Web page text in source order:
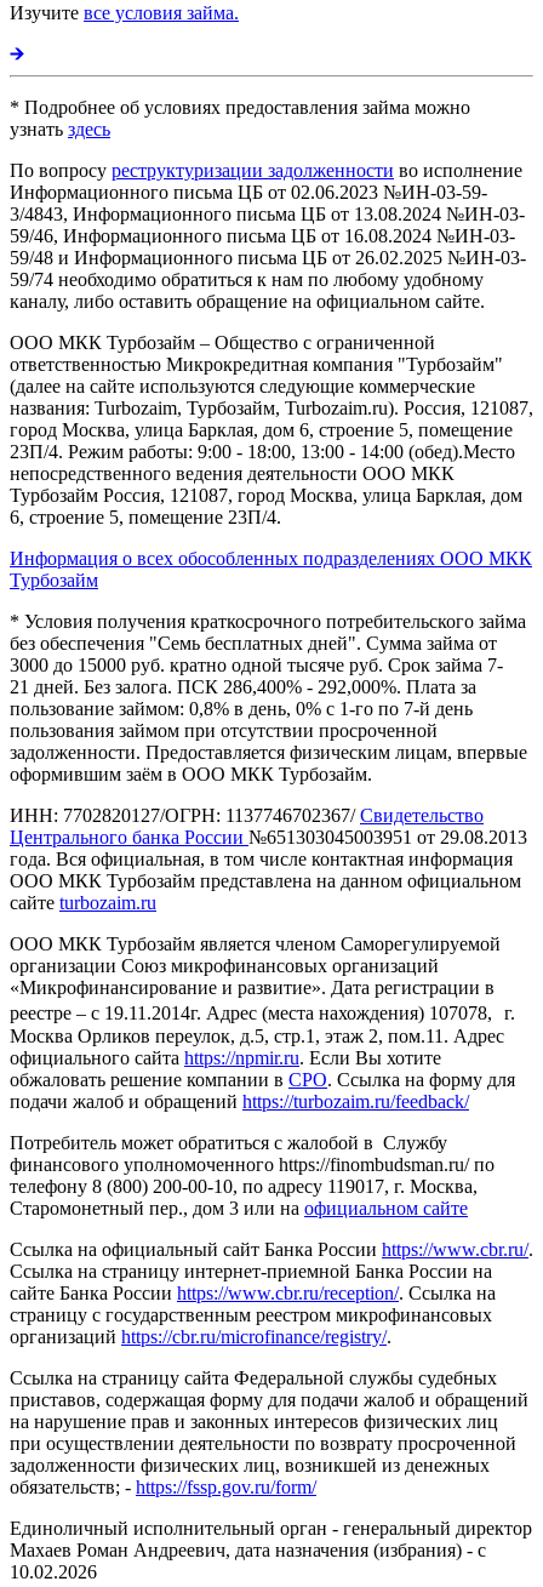
Изучите все условия займа.
* Подробнее об условиях предоставления займа можно
узнать здесь
По вопросу реструктуризации задолженности во исполнение
Информационного письма ЦБ от 02.06.2023 №ИН-03-59-
3/4843, Информационного письма ЦБ от 13.08.2024 №ИН-03-
59/46, Информационного письма ЦБ от 16.08.2024 №ИН-03-
59/48 и Информационного письма ЦБ от 26.02.2025 №ИН-03-
59/74 необходимо обратиться к нам по любому удобному
каналу, либо оставить обращение на официальном сайте.
ООО МКК Турбозайм – Общество с ограниченной
ответственностью Микрокредитная компания "Турбозайм"
(далее на сайте используются следующие коммерческие
названия: Turbozaim, Турбозайм, Turbozaim.ru). Россия, 121087,
город Москва, улица Барклая, дом 6, строение 5, помещение
23П/4. Режим работы: 9:00 - 18:00, 13:00 - 14:00 (обед).Место
непосредственного ведения деятельности ООО МКК
Турбозайм Россия, 121087, город Москва, улица Барклая, дом
6, строение 5, помещение 23П/4.
Информация о всех обособленных подразделениях ООО МКК
Турбозайм
* Условия получения краткосрочного потребительского займа
без обеспечения "Семь бесплатных дней". Сумма займа от
3000 до 15000 руб. кратно одной тысяче руб. Срок займа 7-
21 дней. Без залога. ПСК 286,400% - 292,000%. Плата за
пользование займом: 0,8% в день, 0% с 1-го по 7-й день
пользования займом при отсутствии просроченной
задолженности. Предоставляется физическим лицам, впервые
оформившим заём в ООО МКК Турбозайм.
ИНН: 7702820127/ОГРН: 1137746702367/Свидетельство
Центрального банка России №651303045003951 от 29.08.2013
года. Вся официальная, в том числе контактная информация
ООО МКК Турбозайм представлена на данном официальном
сайте turbozaim.ru
ООО МКК Турбозайм является членом Саморегулируемой
организации Союз микрофинансовых организаций
«Микрофинансирование и развитие». Дата регистрации в
реестре – с 19.11.2014г. Адрес (места нахождения) 107078, г.
Москва Орликов переулок, д.5, стр.1, этаж 2, пом.11. Адрес
официального сайта https://npmir.ru. Если Вы хотите
обжаловать решение компании в СРО. Ссылка на форму для
подачи жалоб и обращений https://turbozaim.ru/feedback/
Потребитель может обратиться с жалобой в Службу
финансового уполномоченного https://finombudsman.ru/ по
телефону 8 (800) 200-00-10, по адресу 119017, г. Москва,
Старомонетный пер., дом 3 или на официальном сайте
Ссылка на официальный сайт Банка России https://www.cbr.ru/.
Ссылка на страницу интернет-приемной Банка России на
сайте Банка России https://www.cbr.ru/reception/. Ссылка на
страницу с государственным реестром микрофинансовых
организаций https://cbr.ru/microfinance/registry/.
Ссылка на страницу сайта Федеральной службы судебных
приставов, содержащая форму для подачи жалоб и обращений
на нарушение прав и законных интересов физических лиц
при осуществлении деятельности по возврату просроченной
задолженности физических лиц, возникшей из денежных
обязательств; - https://fssp.gov.ru/form/
Единоличный исполнительный орган - генеральный директор
Махаев Роман Андреевич, дата назначения (избрания) - с
10.02.2026